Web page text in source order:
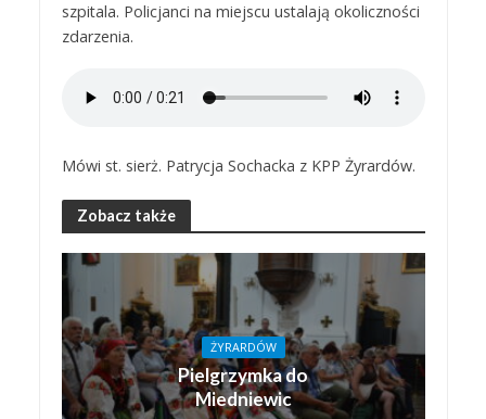
szpitala. Policjanci na miejscu ustalają okoliczności
zdarzenia.
Mówi st. sierż. Patrycja Sochacka z KPP Żyrardów.
Zobacz także
ŻYRARDÓW
Pielgrzymka do
Miedniewic